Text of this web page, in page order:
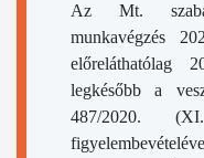
Az Mt.
munkavégzés
előreláthatólag
legkésőbb a
487/2020.